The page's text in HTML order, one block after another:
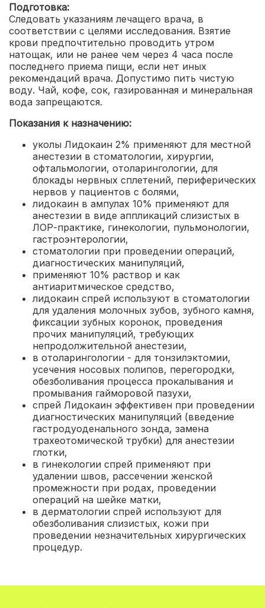
Подготовка:
Следовать указаниям лечащего врача, в
соответствии с целями исследования. Взятие
крови предпочтительно проводить утром
натощак, или не ранее чем через 4 часа после
последнего приема пищи, если нет иных
рекомендаций врача. Допустимо пить чистую
воду. Чай, кофе, сок, газированная и минеральная
вода запрещаются.
Показания к назначению:
уколы Лидокаин 2% применяют для местной
анестезии в стоматологии, хирургии,
офтальмологии, отоларингологии, для
блокады нервных сплетений, периферических
нервов у пациентов с болями,
лидокаин в ампулах 10% применяют для
анестезии в виде аппликаций слизистых в
ЛОР-практике, гинекологии, пульмонологии,
гастроэнтерологии,
стоматологии при проведении операций,
диагностических манипуляций,
применяют 10% раствор и как
антиаритмическое средство,
лидокаин спрей используют в стоматологии
для удаления молочных зубов, зубного камня,
фиксации зубных коронок, проведения
прочих манипуляций, требующих
непродолжительной анестезии,
в отоларингологии - для тонзилэктомии,
усечения носовых полипов, перегородки,
обезболивания процесса прокалывания и
промывания гайморовой пазухи,
cпрей Лидокаин эффективен при проведении
диагностических манипуляций (введение
гастродуоденального зонда, замена
трахеотомической трубки) для анестезии
глотки,
в гинекологии спрей применяют при
удалении швов, рассечении женской
промежности при родах, проведении
операций на шейке матки,
в дерматологии спрей используют для
обезболивания слизистых, кожи при
проведении незначительных хирургических
процедур.